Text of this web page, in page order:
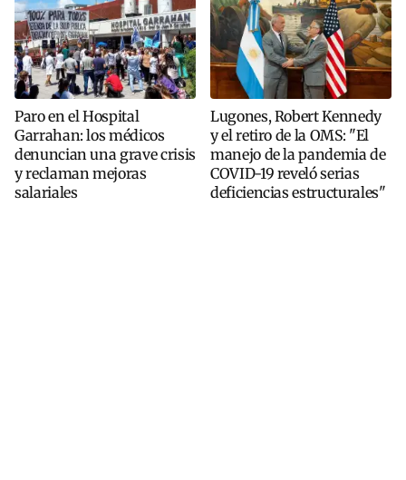
Paro en el Hospital
Garrahan: los médicos
denuncian una grave crisis
y reclaman mejoras
salariales
Lugones, Robert Kennedy
y el retiro de la OMS: "El
manejo de la pandemia de
COVID-19 reveló serias
deficiencias estructurales"